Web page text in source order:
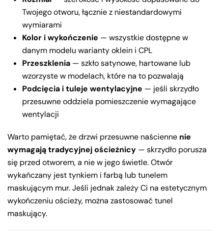
Twojego otworu, łącznie z niestandardowymi
wymiarami
Kolor i wykończenie — wszystkie dostępne w
danym modelu warianty oklein i CPL
Przeszklenia — szkło satynowe, hartowane lub
wzorzyste w modelach, które na to pozwalają
Podcięcia i tuleje wentylacyjne — jeśli skrzydło
przesuwne oddziela pomieszczenie wymagające
wentylacji
Warto pamiętać, że drzwi przesuwne naścienne nie
wymagają tradycyjnej ościeżnicy — skrzydło porusza
się przed otworem, a nie w jego świetle. Otwór
wykańczany jest tynkiem i farbą lub tunelem
maskującym mur. Jeśli jednak zależy Ci na estetycznym
wykończeniu ościeży, można zastosować tunel
maskujący.